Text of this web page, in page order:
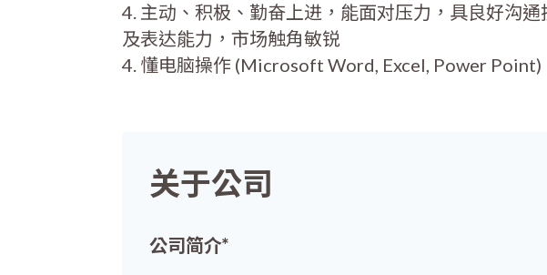
4. 主动、积极、勤奋上进，能面对压力，具良好沟通
及表达能力，市场触角敏锐
4. 懂电脑操作 (Microsoft Word, Excel, Power Point)
关于公司
公司简介*